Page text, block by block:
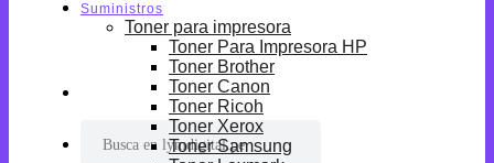
por:
Suministros
Toner para impresora
Toner Para Impresora HP
Toner Brother
Toner Canon
Toner Ricoh
Toner Xerox
Toner Samsung